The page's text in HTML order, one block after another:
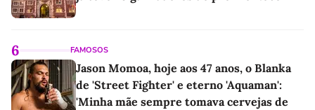
6 FAMOSOS
Jason Momoa, hoje aos 47 anos, o Blanka
de 'Street Fighter' e eterno 'Aquaman':
'Minha mãe sempre tomava cervejas de